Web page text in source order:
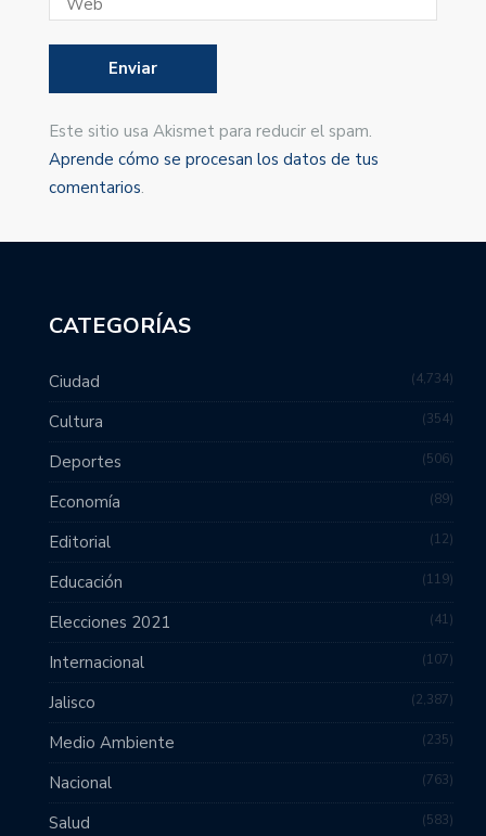
Este sitio usa Akismet para reducir el spam.
Aprende cómo se procesan los datos de tus
comentarios.
CATEGORÍAS
Ciudad 4,734
Cultura 354
Deportes 506
Economía 89
Editorial 12
Educación 119
Elecciones 2021 41
Internacional 107
Jalisco 2,387
Medio Ambiente 235
Nacional 763
Salud 583